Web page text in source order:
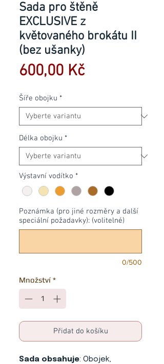
Sada pro štěně
EXCLUSIVE z
květovaného brokátu II
(bez ušanky)
600,00 KčCena
Šíře obojku *
Délka obojku *
Výstavní vodítko *
Poznámka (pro jiné rozměry a další
speciální požadavky): (volitelné)
0/500
Množství *
Přidat do košíku
Sada obsahuje: Obojek,